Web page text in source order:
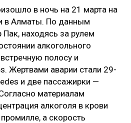
в ночь на 21 марта на
в Алматы. По данным
находясь за рулем
алкогольного
полосу и
Жертвами аварии стали 29-
и две пассажирки —
материалам
алкоголя в крови
а скорость